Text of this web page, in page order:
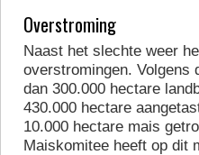
Overstroming
Naast het slechte weer
overstromingen. Volgens
dan 300.000 hectare
430.000 hectare
10.000 hectare mais
Maiskomitee heeft op dit